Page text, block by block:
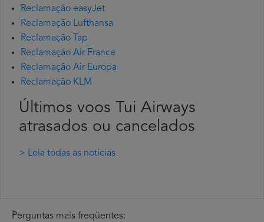
Reclamação easyJet
Reclamação Lufthansa
Reclamação Tap
Reclamação Air France
Reclamação Air Europa
Reclamação KLM
Últimos voos Tui Airways
atrasados ou cancelados
> Leia todas as notícias
Perguntas mais freqüentes: